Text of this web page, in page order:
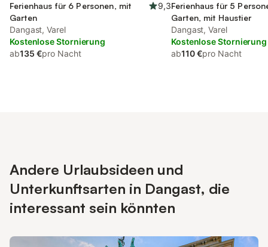
Ferienhaus für 6 Personen, mit
Garten
9,3
Dangast, Varel
Kostenlose Stornierung
ab135 €pro Nacht
Ferienhaus für 5
Garten, mit Haustier
Dangast, Varel
Kostenlose Stornierung
ab110 €pro Nacht
Andere Urlaubsideen und
Unterkunftsarten in Dangast, die
interessant sein könnten